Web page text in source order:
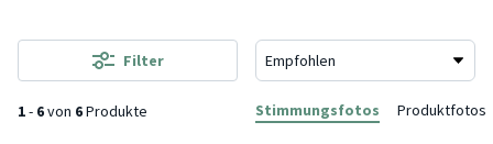
1- 6von 6Produkte
Filter
Stimmungsfotos Produktfotos